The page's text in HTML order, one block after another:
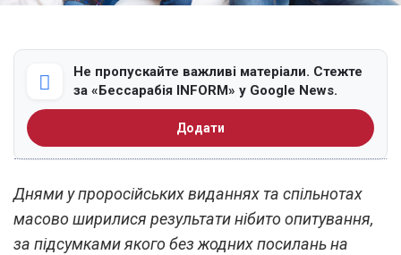
Не пропускайте важливі матеріали. Стежте
за «Бессарабія INFORM» у Google News.
Додати
Днями у проросійських виданнях та спільнотах
масово ширилися результати нібито опитування,
за підсумками якого без жодних посилань на